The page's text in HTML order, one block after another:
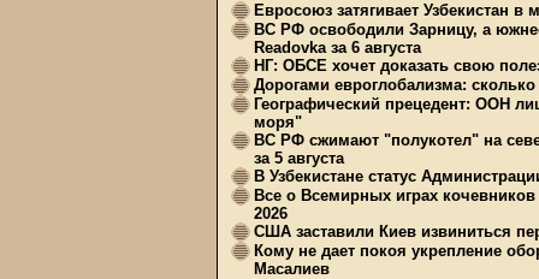
Евросоюз затягивает Узбекистан
ВС РФ освободили Зарницу, а
Readovka за 6 августа
НГ: ОБСЕ хочет доказать свою
Дорогами евроглобализма:
Географический прецедент: ООН
моря"
ВС РФ сжимают "полукотел" на
за 5 августа
В Узбекистане статус
Все о Всемирных играх
2026
США заставили Киев извиниться
Кому не дает покоя укрепление
Масалиев